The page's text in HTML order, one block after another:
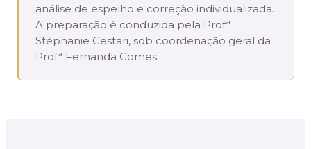
análise de espelho e correção individualizada.
A preparação é conduzida pela Profª
Stéphanie Cestari, sob coordenação geral da
Profª Fernanda Gomes.